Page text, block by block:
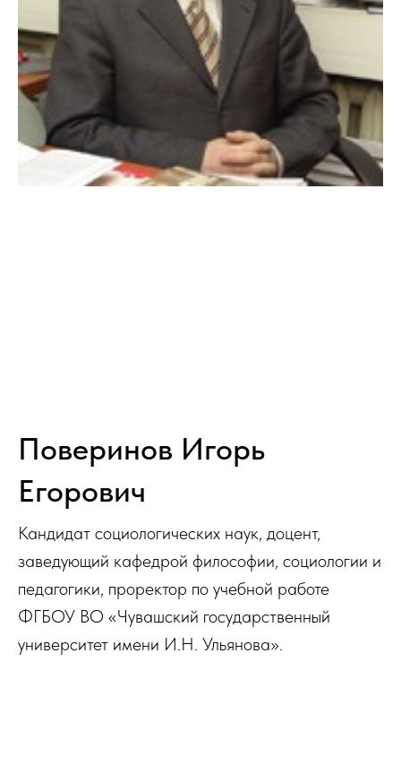
Поверинов Игорь
Егорович
Кандидат социологических наук, доцент,
заведующий кафедрой философии, социологии и
педагогики, проректор по учебной работе
ФГБОУ ВО «Чувашский государственный
университет имени И.Н. Ульянова».